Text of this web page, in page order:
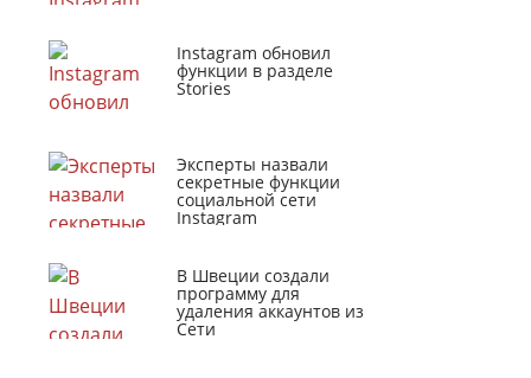
Instagram обновил
функции в разделе
Stories
Эксперты назвали
секретные функции
социальной сети
Instagram
В Швеции создали
программу для
удаления аккаунтов из
Сети